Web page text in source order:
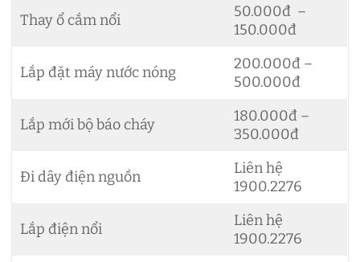
Thay ổ cắm nổi
50.000đ –
150.000đ
Lắp đặt máy nước nóng
200.000đ –
500.000đ
Lắp mới bộ báo cháy
180.000đ –
350.000đ
Đi dây điện nguồn
Liên hệ
1900.2276
Lắp điện nổi
Liên hệ
1900.2276